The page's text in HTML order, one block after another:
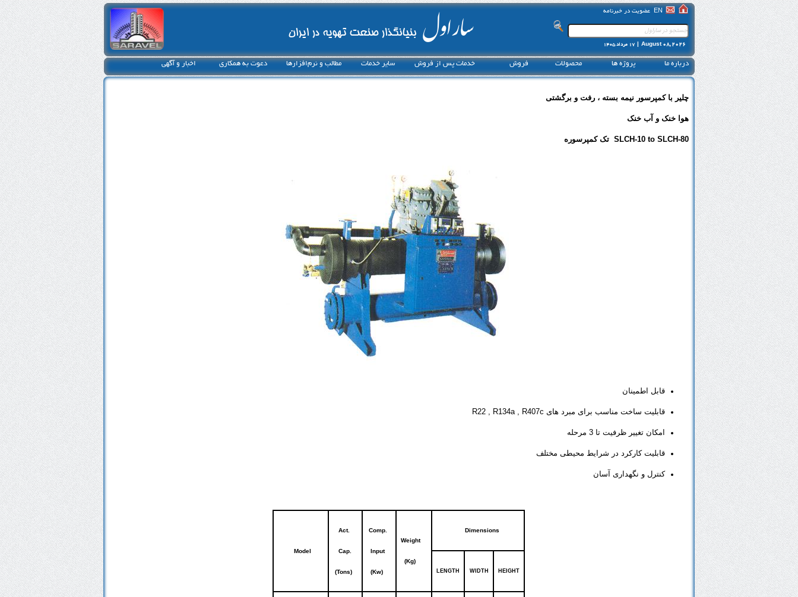
EN عضویت در خبرنامه
August 08, 2026 | 17 مرداد 1405 ساراول بنیانگذار صنعت تهویه در ایران
درباره ما پروژه ها محصولات فروش خدمات پس از فروش ساير خدمات مطالب و نرم‌افزارها دعوت به همکاری اخبار و آگهی
چلیر با کمپرسور نیمه بسته ، رفت و برگشتی
هوا خنک و آب خنک
SLCH-10 to SLCH-80 تک کمپرسوره
قابل اطمینان
قابلیت ساخت مناسب برای مبرد های R22 , R134a , R407c
امکان تغییر ظرفیت تا3 مرحله
قابلیت کارکرد در شرایط محیطی مختلف
کنترل و نگهداری آسان
Model
Act.
Cap.
(Tons)
Comp.
Input
(Kw)
Weight
(Kg)
Dimensions
LENGTH WIDTH HEIGHT